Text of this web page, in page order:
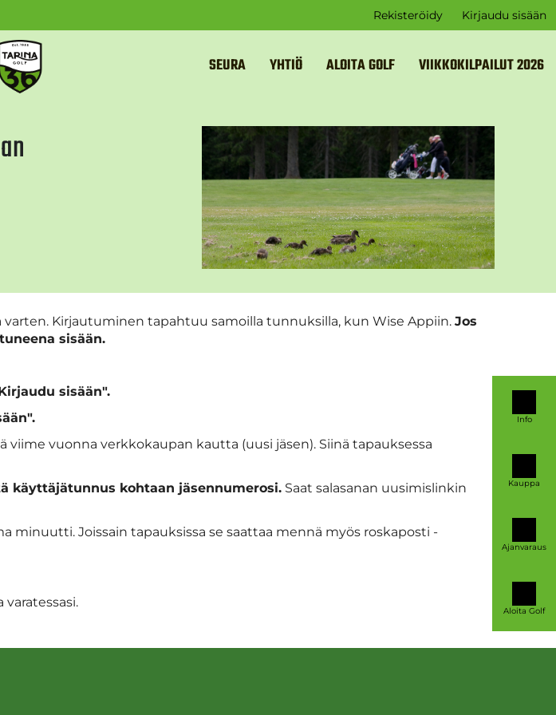
Rekisteröidy Kirjaudu sisään
SEURA YHTIÖ ALOITA GOLF VIIKKOKILPAILUT 2026
Info
Kauppa
Ajanvaraus
Aloita Golf
Kirjautuminen tapahtuu samoilla tunnuksilla, kun Wise Appiin. Jos
sisään.
sisään".
viime vuonna verkkokaupan kautta (uusi jäsen). Siinä tapauksessa
käyttäjätunnus kohtaan jäsennumerosi. Saat salasanan uusimislinkin
Joissain tapauksissa se saattaa mennä myös roskaposti -